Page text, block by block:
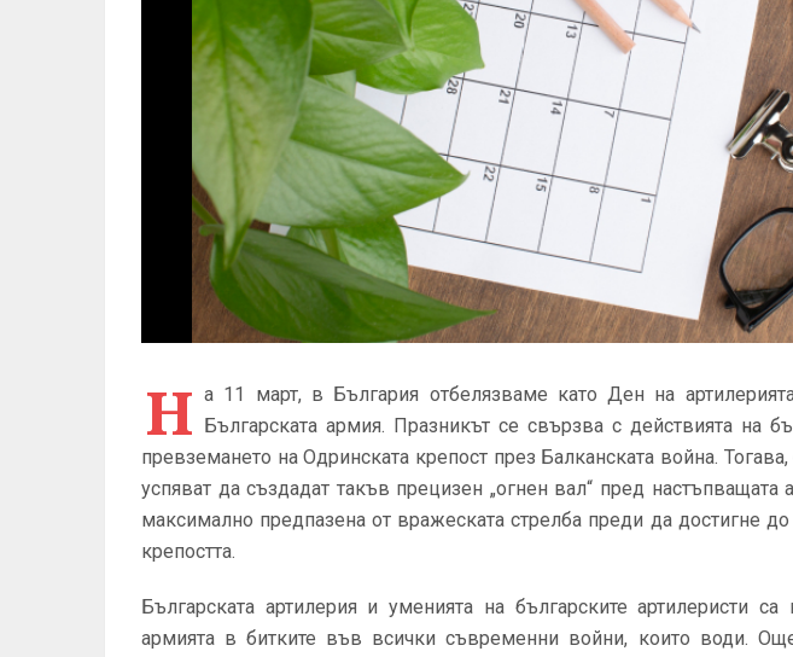
Н а 11 март, в България отбелязваме като Ден на
Българската армия. Празникът се свързва с действията на
превземането на Одринската крепост през Балканската война. Тогава,
успяват да създадат такъв прецизен „огнен вал“ пред настъпващата
максимално предпазена от вражеската стрелба преди да достигне до
крепостта.
Българската артилерия и уменията на българските артилеристи
армията в битките във всички съвременни войни, които води.